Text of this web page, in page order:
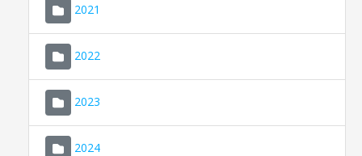
2021
2022
2023
2024